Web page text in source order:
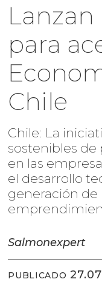
para
Chile
Chile: La
sostenibles
en las
el desarrollo
generación de
Salmonexpert
PUBLICADO